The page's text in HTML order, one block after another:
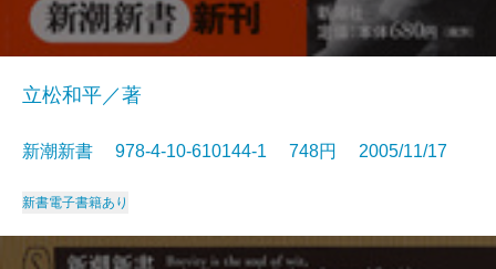
立松和平／著
新潮新書 978-4-10-610144-1 748円 2005/11/17
新書電子書籍あり